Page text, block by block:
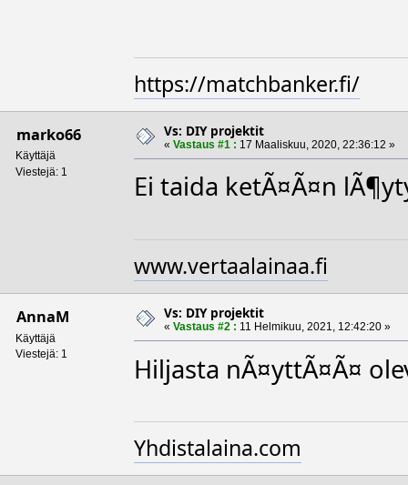
https://matchbanker.fi/
marko66
Käyttäjä
Viestejä: 1
Vs: DIY projektit
« Vastaus #1 : 17 Maaliskuu, 2020, 22:36:12 »
Ei taida ketÃ¤Ã¤n
www.vertaalainaa.fi
AnnaM
Käyttäjä
Viestejä: 1
Vs: DIY projektit
« Vastaus #2 : 11 Helmikuu, 2021, 12:42:20 »
Hiljasta nÃ¤yttÃ¤Ã¤
Yhdistalaina.com